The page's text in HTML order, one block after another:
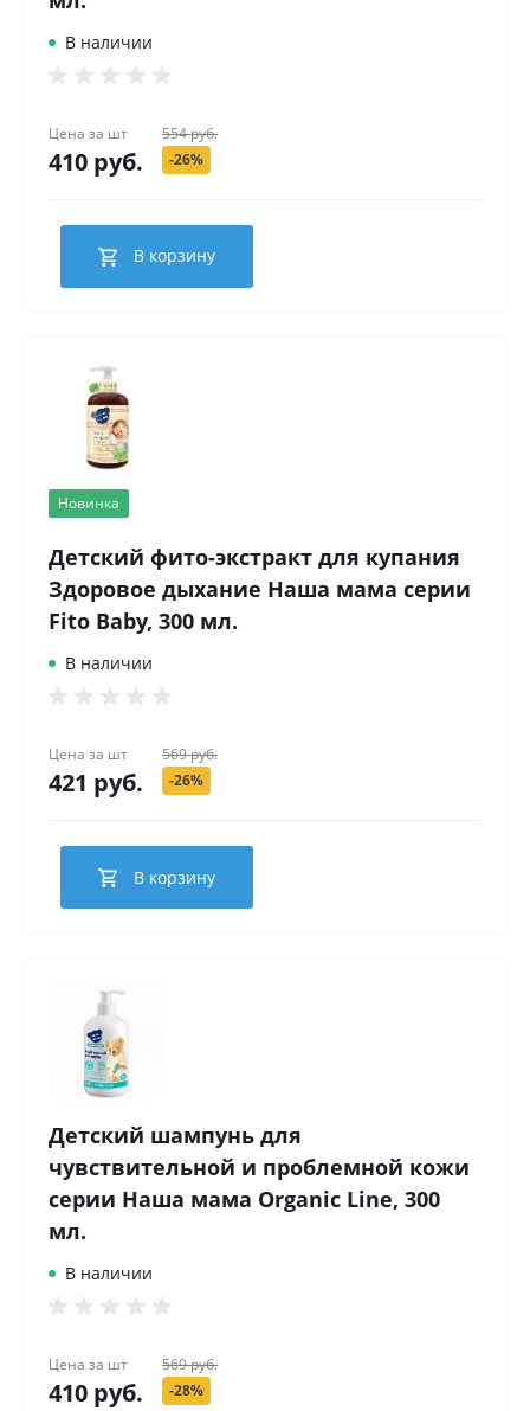
В наличии
Цена за шт
410 руб.
554 руб.
-26%
В корзину
Новинка
Детский фито-экстракт для купания
Здоровое дыхание Наша мама серии
Fito Baby, 300 мл.
В наличии
Цена за шт
421 руб.
569 руб.
-26%
В корзину
Детский шампунь для
чувствительной и проблемной кожи
серии Наша мама Organic Line, 300
мл.
В наличии
Цена за шт
410 руб.
569 руб.
-28%